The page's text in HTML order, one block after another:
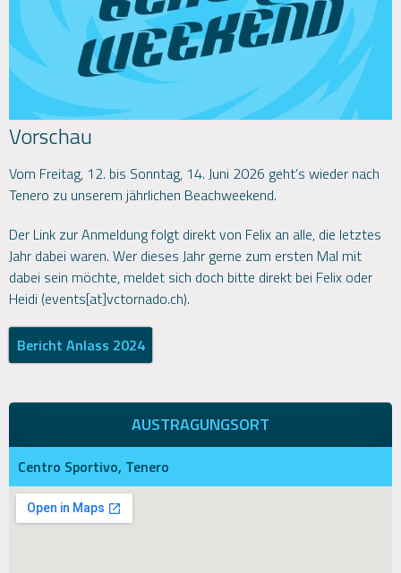
Vorschau
Vom Freitag, 12. bis Sonntag, 14. Juni 2026 geht’s wieder nach
Tenero zu unserem jährlichen Beachweekend.
Der Link zur Anmeldung folgt direkt von Felix an alle, die letztes
Jahr dabei waren. Wer dieses Jahr gerne zum ersten Mal mit
dabei sein möchte, meldet sich doch bitte direkt bei Felix oder
Heidi (events[at]vctornado.ch).
Bericht Anlass 2024
AUSTRAGUNGSORT
Centro Sportivo, Tenero